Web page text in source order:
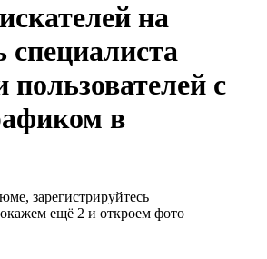
на
специалиста
пользователей с
в
зарегистрируйтесь
ещё 2 и откроем фото